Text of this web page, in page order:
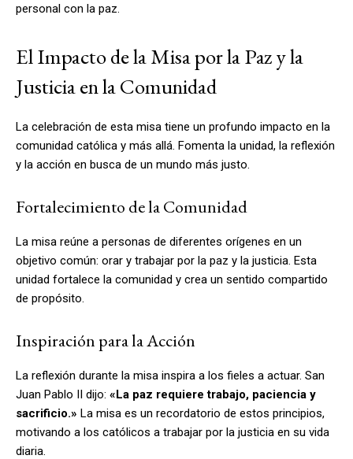
personal con la paz.
El Impacto de la Misa por la Paz y la
Justicia en la Comunidad
La celebración de esta misa tiene un profundo impacto en la
comunidad católica y más allá. Fomenta la unidad, la reflexión
y la acción en busca de un mundo más justo.
Fortalecimiento de la Comunidad
La misa reúne a personas de diferentes orígenes en un
objetivo común: orar y trabajar por la paz y la justicia. Esta
unidad fortalece la comunidad y crea un sentido compartido
de propósito.
Inspiración para la Acción
La reflexión durante la misa inspira a los fieles a actuar. San
Juan Pablo II dijo: «La paz requiere trabajo, paciencia y
sacrificio.» La misa es un recordatorio de estos principios,
motivando a los católicos a trabajar por la justicia en su vida
diaria.